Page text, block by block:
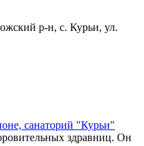
р-н, с. Курьи, ул.
санаторий "Курьи"
здравниц. Он